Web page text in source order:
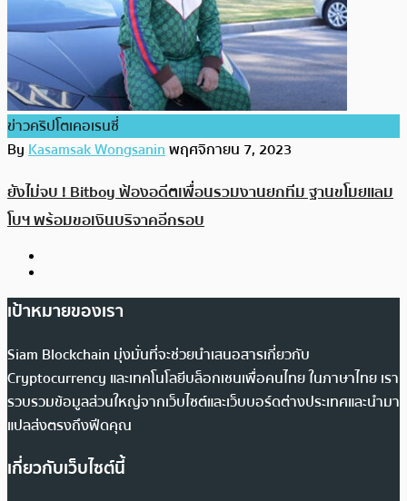
ข่าวคริปโตเคอเรนซี่
ByKasamsak Wongsaninพฤศจิกายน 7, 2023
ยังไม่จบ ! Bitboy ฟ้องอดีตเพื่อนรวมงานยกทีม ฐานขโมยแลม
โบฯ พร้อมขอเงินบริจาคอีกรอบ
เป้าหมายของเรา
Siam Blockchain มุ่งมั่นที่จะช่วยนำเสนอสารเกี่ยวกับ
Cryptocurrency และเทคโนโลยีบล็อกเชนเพื่อคนไทย ในภาษาไทย เรา
รวบรวมข้อมูลส่วนใหญ่จากเว็บไซต์และเว็บบอร์ดต่างประเทศและนำมา
แปลส่งตรงถึงฟีดคุณ
เกี่ยวกับเว็บไซต์นี้